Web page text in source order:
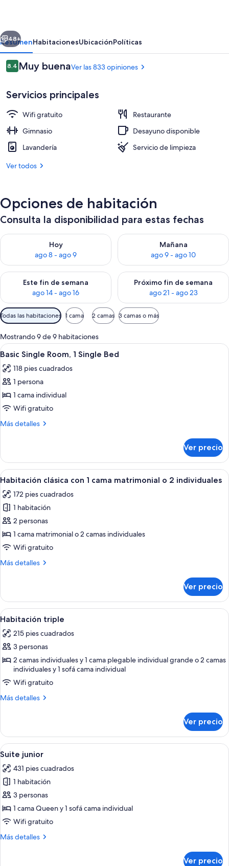
Vista frontal de la propiedad
Siguiente
48+
ResumenHabitacionesUbicaciónPolíticas
Opiniones
8.48.4 de 10,
Muy buenaVer las 833 opiniones
Servicios principales
Wifi gratuito
Restaurante
Gimnasio
Desayuno disponible
Lavandería
Servicio de limpieza
Ver todos
Opciones de habitación
Consulta la disponibilidad para estas fechas
Hoy
ago 8 - ago 9
Consulta la disponibilidad para hoy ago 8 - ago 9
Mañana
ago 9 - ago 10
Consulta la disponibilidad
Este fin de semana
ago 14 - ago 16
Consulta la disponibilidad para este fin de semana ago 14 -
Próximo fin de semana
ago 21 - ago 23
Consulta la disponibilidad
Filtros
disponibles
para
las
habitaciones
Todas las habitaciones 1 cama 2 camas 3 camas o más
Mostrando 9 de 9 habitaciones
Abrir
todas
las
fotos
de
Basic
Single
Single
Bed
Habitación de hotel pequeña con
4
Basic Single Room, 1 Single Bed
118 pies cuadrados
1 persona
1 cama individual
Wifi gratuito
Más detalles
Más
Single
Room,
1
Bed
Ver precio
Abrir
todas
las
fotos
de
Habitación
clásica
1
o
2
individuales
Habitación de hotel con cama,
5
Habitación clásica con 1 cama matrimonial o 2 individuales
172 pies cuadrados
1 habitación
2 personas
1 cama matrimonial o 2 camas individuales
Wifi gratuito
Más detalles
Más
clásica
con
1
matrimonial
o
individuales
Ver precio
Abrir
todas
las
fotos
de
Habitación
triple
Habitación triple | Minibar, caja de
5
Habitación triple
215 pies cuadrados
3 personas
2 camas individuales y 1 cama plegable individual grande o 2 camas
individuales y 1 sofá cama individual
Wifi gratuito
Más detalles
Más
triple
Ver precio
Abrir
todas
las
fotos
de
Suite
junior
Una habitación de hotel con techo
4
Suite junior
431 pies cuadrados
1 habitación
3 personas
1 cama Queen y 1 sofá cama individual
Wifi gratuito
Más detalles
Más
Ver precio